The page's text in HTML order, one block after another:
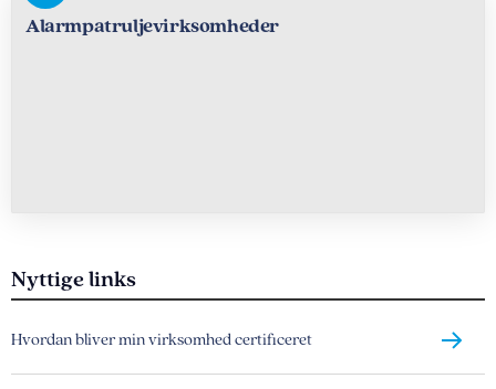
Alarmpatruljevirksomheder
Nyttige links
Hvordan bliver min virksomhed certificeret